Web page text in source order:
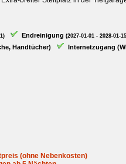
Endreinigung(2027-01-01 - 2028-01-15)
Internetzugang (WLAN)
(ohne Nebenkosten)